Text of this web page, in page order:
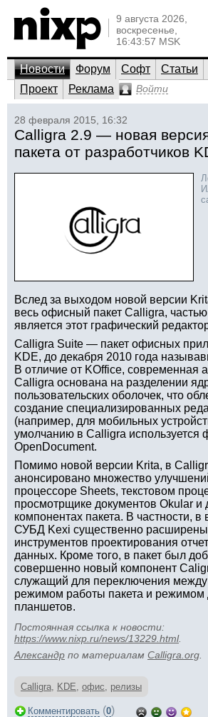
9 августа 2026,
воскресенье,
16:43:57 MSK
Новости Форум Софт Статьи
Проект
Реклама Войти
28 февраля 2015, 16:32
Calligra 2.9 — новая
пакета от разработчиков
Вслед за выходом новой версии
весь офисный пакет Calligra, частью
является этот графический
Calligra Suite — пакет офисных
KDE, до декабря 2010 года
В отличие от KOffice, современная
Calligra основана на разделении
пользовательских оболочек, что
создание специализированных
(например, для мобильных
умолчанию в Calligra используется
OpenDocument.
Помимо новой версии Krita, в
анонсировано множество
процессоре Sheets, текстовом
просмотрщике документов Okular и
компонентах пакета. В частности, в
СУБД Kexi существенно
инструментов проектирования
данных. Кроме того, в пакет был
совершенно новый компонент
служащий для переключения
режимом работы пакета и режимом
планшетов.
Постоянная ссылка к новости:
https://www.nixp.ru/news/13229.html.
Aлександр по материалам Calligra.org
Calligra, KDE, офис, релизы
Комментировать (0)